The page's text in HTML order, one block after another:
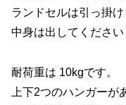
ランドセルは引っ掛け
中身は出してくださ
耐荷重は 10kgです。
上下2つのハンガーが